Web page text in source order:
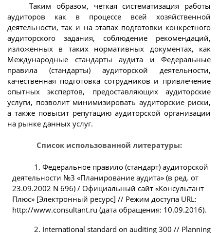
Таким образом, четкая систематизация работы
аудиторов как в процессе всей хозяйственной
деятельности, так и на этапах подготовки конкретного
аудиторского задания, соблюдение рекомендаций,
изложенных в таких нормативных документах, как
Международные стандарты аудита и Федеральные
правила (стандарты) аудиторской деятельности,
качественная подготовка сотрудников и привлечение
опытных экспертов, предоставляющих аудиторские
услуги, позволит минимизировать аудиторские риски,
а также повысит репутацию аудиторской организации
на рынке данных услуг.
Список использованной литературы:
1. Федеральное правило (стандарт) аудиторской
деятельности №3 «Планирование аудита» (в ред. от
23.09.2002 N 696) / Официальный сайт «Консультант
Плюс» [Электронный ресурс] // Режим доступа URL:
http://www.consultant.ru (дата обращения: 10.09.2016).
2. International standard on auditing 300 // Planning